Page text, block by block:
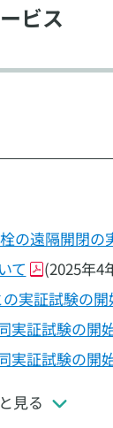
ビス
の遠隔開閉の
て
(2025年4
実証試験の開
実証試験の開
実証試験の開
見る